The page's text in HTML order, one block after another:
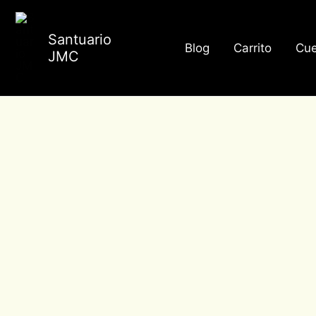
contenido
Santuario
JMC
Blog Carrito